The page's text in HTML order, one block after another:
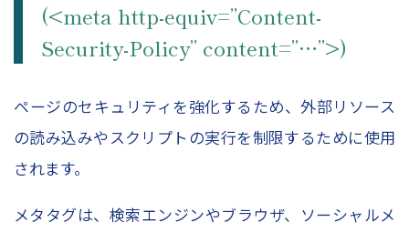
(<meta http-equiv=”Content-
Security-Policy” content=”…”>)
ページのセキュリティを強化するため、外部リソース
の読み込みやスクリプトの実行を制限するために使用
されます。
メタタグは、検索エンジンやブラウザ、ソーシャルメ